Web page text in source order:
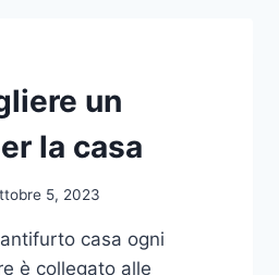
un
la casa
5, 2023
casa ogni
è collegato alle